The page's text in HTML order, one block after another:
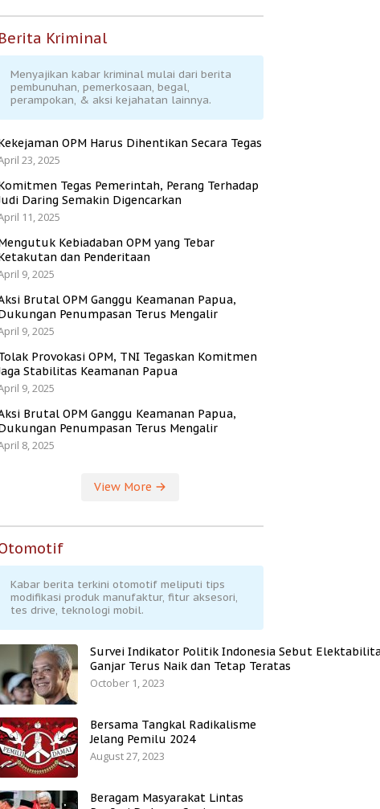
Berita Kriminal
Menyajikan kabar kriminal mulai dari berita
pembunuhan, pemerkosaan, begal,
perampokan, & aksi kejahatan lainnya.
OPM Harus Dihentikan Secara Tegas
23, 2025
Tegas Pemerintah, Perang Terhadap
Daring Semakin Digencarkan
11, 2025
Kebiadaban OPM yang Tebar
dan Penderitaan
9, 2025
Brutal OPM Ganggu Keamanan Papua,
Penumpasan Terus Mengalir
9, 2025
Provokasi OPM, TNI Tegaskan Komitmen
Stabilitas Keamanan Papua
9, 2025
Brutal OPM Ganggu Keamanan Papua,
Penumpasan Terus Mengalir
8, 2025
View More
Kabar berita terkini otomotif meliputi tips
modifikasi produk manufaktur, fitur aksesori,
tes drive, teknologi mobil.
Survei Indikator Politik Indonesia Sebut
Ganjar Terus Naik dan Tetap Teratas
October 1, 2023
Bersama Tangkal Radikalisme
Jelang Pemilu 2024
August 27, 2023
Beragam Masyarakat Lintas